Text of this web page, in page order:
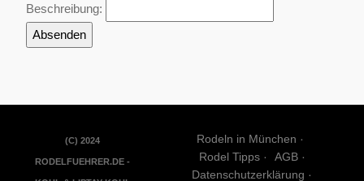
Beschreibung:
Rodeln in München
Rodel Tipps
AGB
Datenschutzerklärung
(C) 2024
RODELFUEHRER.DE -